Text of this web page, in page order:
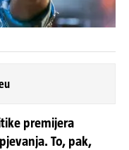
premijera
To, pak,